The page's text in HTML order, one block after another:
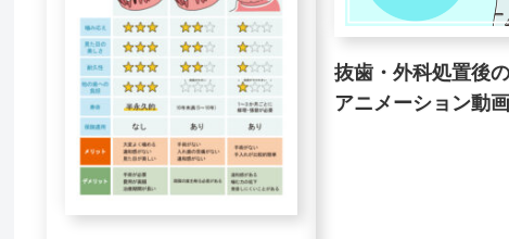
抜歯・外科処置後
アニメーション動画